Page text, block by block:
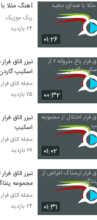
۰۱:۲۶
آهنگ مثلا
ربک موزیک
۲۴ بازدید
۰۰:۳۲
اسکیپ
مجله اتاق
۲۵ بازدید
۰۱:۰۲
تیزر اتاق
اسکیپ
مجله اتاق
۲۸ بازدید
۰۱:۳۱
تیزر اتاق
مجموعه
مجله اتاق
۲۴ بازدید